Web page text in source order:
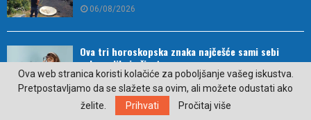
06/08/2026
Ova tri horoskopska znaka najčešće sami sebi
zakomplikuju život
Ova web stranica koristi kolačiće za poboljšanje vašeg iskustva.
Pretpostavljamo da se slažete sa ovim, ali možete odustati ako
želite.
Prihvati Pročitaj više